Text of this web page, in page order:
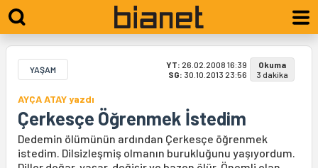
YAŞAM YT: 26.02.2008 16:39
SG: 30.10.2013 23:56
Okuma
3 dakika
AYÇA ATAY yazdı
Çerkesçe Öğrenmek İstedim
Dedemin ölümünün ardından Çerkesçe öğrenmek
istedim. Dilsizleşmiş olmanın burukluğunu yaşıyordum.